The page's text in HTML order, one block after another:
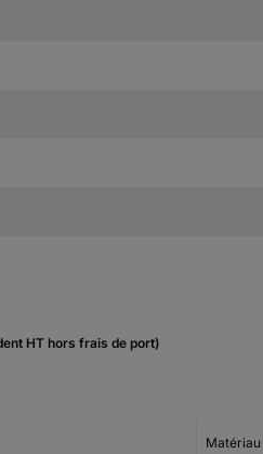
HT hors frais de port)
Matériau